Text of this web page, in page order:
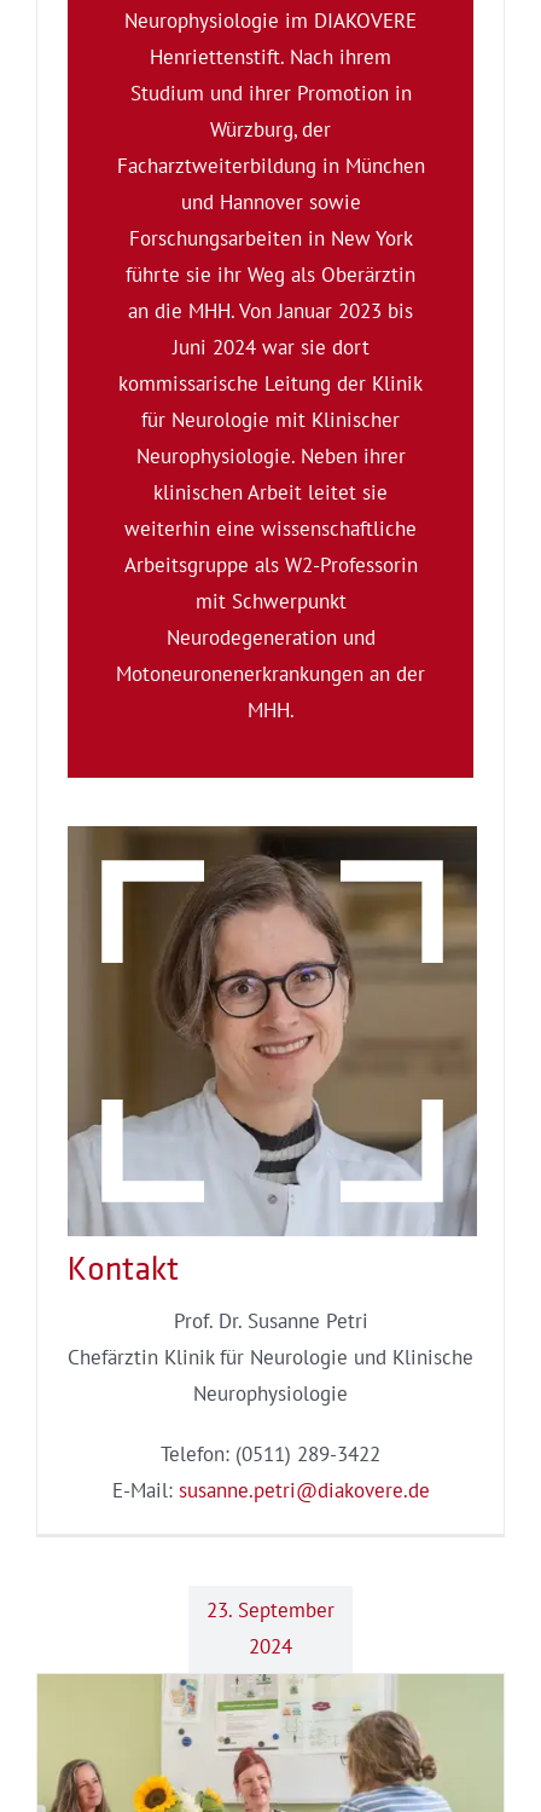
Neurophysiologie im DIAKOVERE
Henriettenstift. Nach ihrem
Studium und ihrer Promotion in
Würzburg, der
Facharztweiterbildung in München
und Hannover sowie
Forschungsarbeiten in New York
führte sie ihr Weg als Oberärztin
an die MHH. Von Januar 2023 bis
Juni 2024 war sie dort
kommissarische Leitung der Klinik
für Neurologie mit Klinischer
Neurophysiologie. Neben ihrer
klinischen Arbeit leitet sie
weiterhin eine wissenschaftliche
Arbeitsgruppe als W2-Professorin
mit Schwerpunkt
Neurodegeneration und
Motoneuronenerkrankungen an der
MHH.
Kontakt
Prof. Dr. Susanne Petri
Chefärztin Klinik für Neurologie und Klinische
Neurophysiologie
Telefon: (0511) 289-3422
E-Mail: susanne.petri@diakovere.de
23. September
2024